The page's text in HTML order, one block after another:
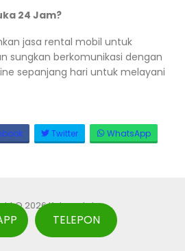
24 Jam?
jasa rental mobil untuk
sungkan berkomunikasi dengan
sepanjang hari untuk melayani
Twitter WhatsApp
© 2026 Kulorental
TELEPON